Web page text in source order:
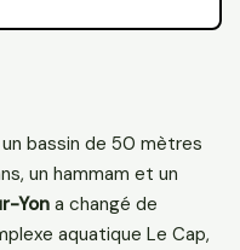
bassin de 50 mètres
un hammam et un
Yon a changé de
aquatique Le Cap,